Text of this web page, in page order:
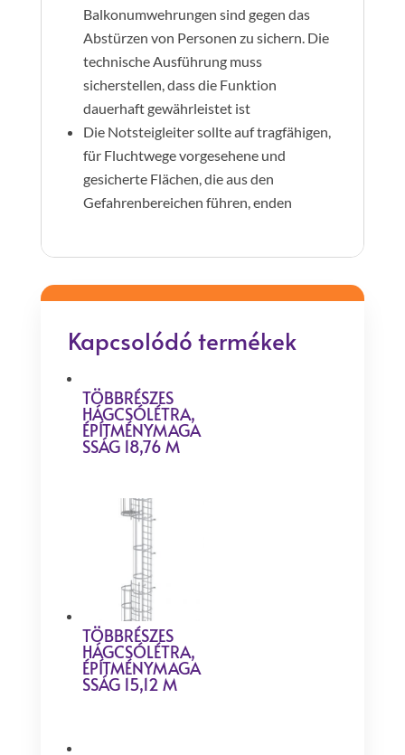
Balkonumwehrungen sind gegen das
Abstürzen von Personen zu sichern. Die
technische Ausführung muss
sicherstellen, dass die Funktion
dauerhaft gewährleistet ist
Die Notsteigleiter sollte auf tragfähigen,
für Fluchtwege vorgesehene und
gesicherte Flächen, die aus den
Gefahrenbereichen führen, enden
Kapcsolódó termékek
TÖBBRÉSZES
HÁGCSÓLÉTRA,
ÉPÍTMÉNYMAGA
SSÁG 18,76 M
TÖBBRÉSZES
HÁGCSÓLÉTRA,
ÉPÍTMÉNYMAGA
SSÁG 15,12 M